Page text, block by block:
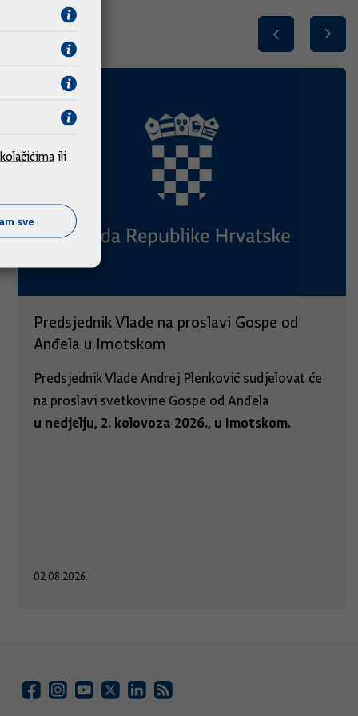
Predsjednik Vlade na proslavi Gospe od
Anđela u Imotskom
Predsjednik Vlade Andrej Plenković sudjelovat će
na proslavi svetkovine Gospe od Anđela
u nedjelju, 2. kolovoza 2026., u Imotskom.
02.08.2026.
ili
sve